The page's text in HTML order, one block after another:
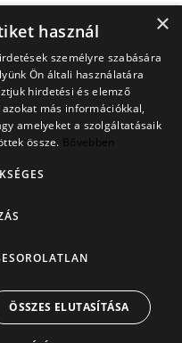
és újdonságokról!
Tájékoztatót
×
használ
személyre szabására
Ön általi használatára
hirdetési és elemző
más információkkal,
amelyeket a szolgáltatásaik
össze. Bővebben
ÖSSZES ELUTASÍTÁSA